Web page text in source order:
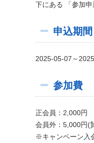
下にある 「参加申
申込期間
2025-05-07～
参加費
正会員：2,000円
会員外：5,000円(
※キャンペーン入